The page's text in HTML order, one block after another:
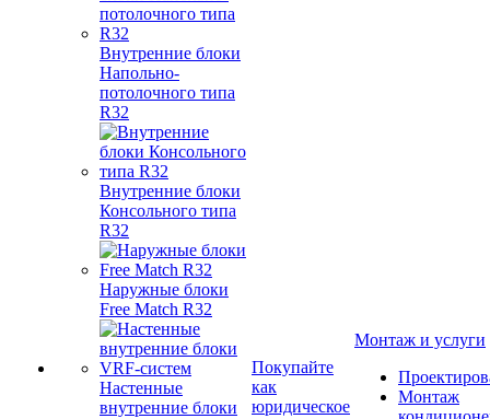
Внутренние блоки
Напольно-
потолочного типа
R32
Внутренние блоки
Консольного типа
R32
Наружные блоки
Free Match R32
Настенные
внутренние блоки
Покупайте
как
юридическое
Монтаж и услуги
Монтаж